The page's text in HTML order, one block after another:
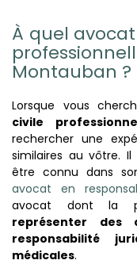
À quel
Montauban ?
Lorsque vous
civile
rechercher une
similaires au vôtre.
être connu dans
avocat en
avocat dont la
représenter des
responsabilité
médicales.